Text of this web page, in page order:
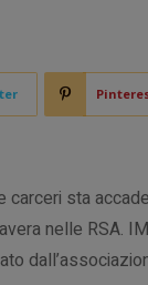
carceri sta
nelle RSA.